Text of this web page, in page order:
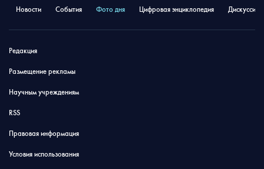
Новости События Фото дня Цифровая энциклопедия
Редакция
Размещение рекламы
Научным учреждениям
RSS
Правовая информация
Условия использования